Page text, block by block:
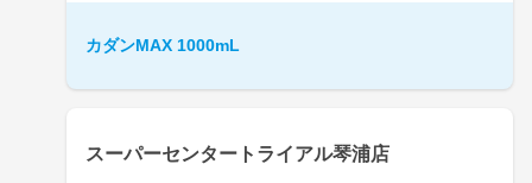
カダンMAX 1000mL
スーパーセンタートライアル琴浦店